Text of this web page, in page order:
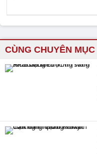
CÙNG CHUYÊN MỤC